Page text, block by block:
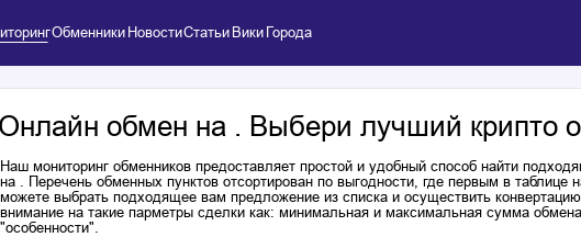
Обменники НовостиСтатьи Вики Города
Онлайн обмен на . Выбери лучший крипто
Наш мониторинг обменников предоставляет простой и удобный способ найти
на . Перечень обменных пунктов отсортирован по выгодности, где первым в
можете выбрать подходящее вам предложение из списка и осуществить
внимание на такие парметры сделки как: минимальная и максимальная сумма
"особенности".